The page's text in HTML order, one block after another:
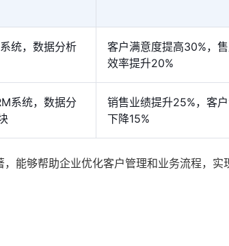
统，数据分析
客户满意度提高30%，
效率提升20%
系统，数据分
销售业绩提升25%，客
下降15%
能够帮助企业优化客户管理和业务流程，实